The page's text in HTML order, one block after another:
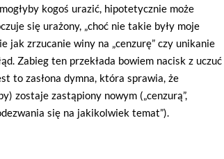
kogoś urazić, hipotetycznie może
się urażony, „choć nie takie były moje
jak zrzucanie winy na „cenzurę” czy unikanie
Zabieg ten przekłada bowiem nacisk z uczuć
to zasłona dymna, która sprawia, że
zostaje zastąpiony nowym („cenzurą”,
się na jakikolwiek temat”).